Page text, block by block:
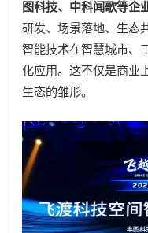
图科技、中科闻歌等企
研发、场景落地、生态
智能技术在智慧城市、
化应用。这不仅是商业
生态的雏形。